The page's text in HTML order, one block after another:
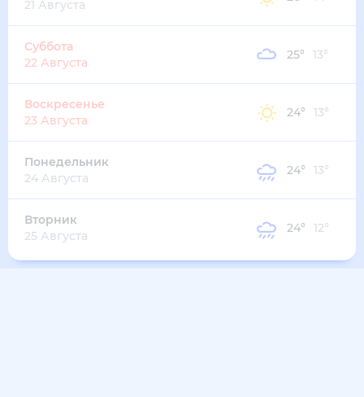
21 Августа
Суббота
22 Августа
25° 13°
Воскресенье
23 Августа
24° 13°
Понедельник
24 Августа
24° 13°
Вторник
25 Августа
24° 12°